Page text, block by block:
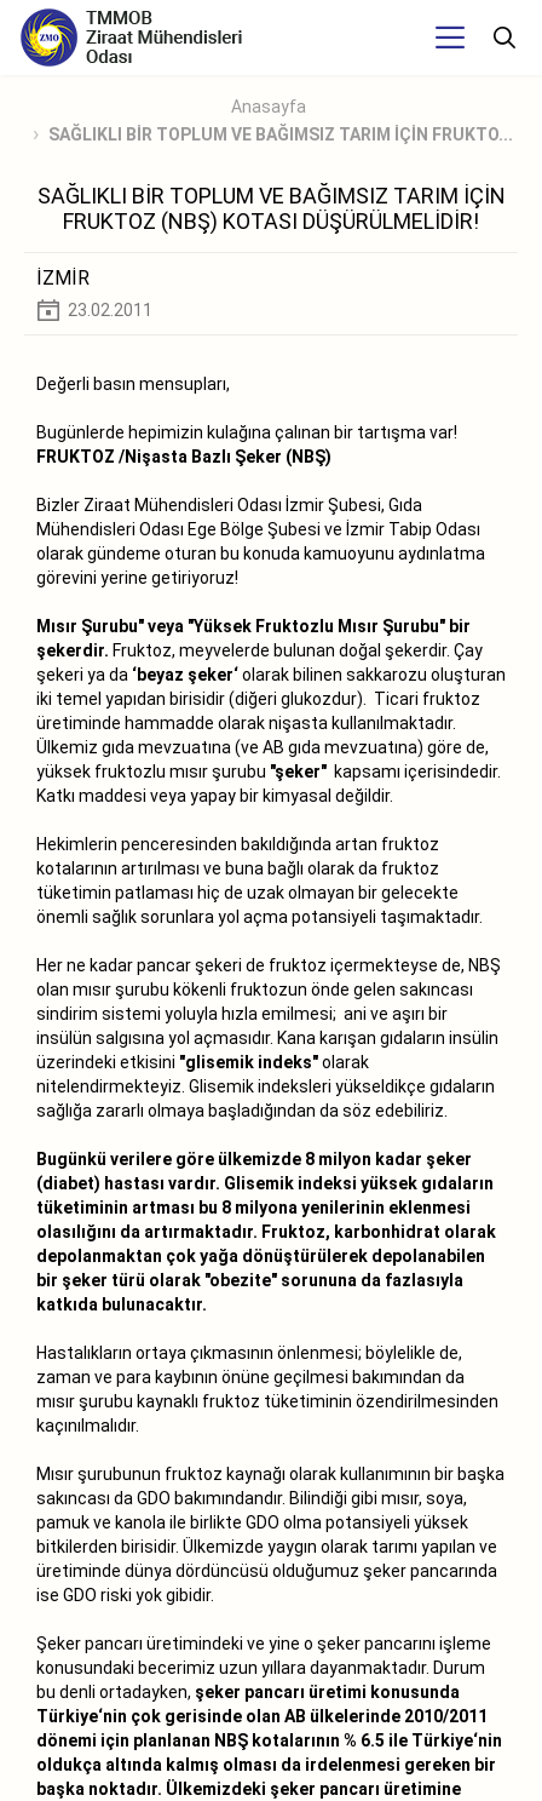
Anasayfa
SAĞLIKLI BİR TOPLUM VE BAĞIMSIZ TARIM İÇİN FRUKTO...
SAĞLIKLI BİR TOPLUM VE BAĞIMSIZ TARIM İÇİN
FRUKTOZ (NBŞ) KOTASI DÜŞÜRÜLMELİDİR!
İZMİR
23.02.2011
Değerli basın mensupları,
Bugünlerde hepimizin kulağına çalınan bir tartışma var!
FRUKTOZ /Nişasta Bazlı Şeker (NBŞ)
Bizler Ziraat Mühendisleri Odası İzmir Şubesi, Gıda
Mühendisleri Odası Ege Bölge Şubesi ve İzmir Tabip Odası
olarak gündeme oturan bu konuda kamuoyunu aydınlatma
görevini yerine getiriyoruz!
Mısır Şurubu" veya "Yüksek Fruktozlu Mısır Şurubu" bir
şekerdir. Fruktoz, meyvelerde bulunan doğal şekerdir. Çay
şekeri ya da ‘beyaz şeker‘olarak bilinen sakkarozu oluşturan
iki temel yapıdan birisidir (diğeri glukozdur). Ticari fruktoz
üretiminde hammadde olarak nişasta kullanılmaktadır.
Ülkemiz gıda mevzuatına (ve AB gıda mevzuatına) göre de,
yüksek fruktozlu mısır şurubu "şeker" kapsamı içerisindedir.
Katkı maddesi veya yapay bir kimyasal değildir.
Hekimlerin penceresinden bakıldığında artan fruktoz
kotalarının artırılması ve buna bağlı olarak da fruktoz
tüketimin patlaması hiç de uzak olmayan bir gelecekte
önemli sağlık sorunlara yol açma potansiyeli taşımaktadır.
Her ne kadar pancar şekeri de fruktoz içermekteyse de, NBŞ
olan mısır şurubu kökenli fruktozun önde gelen sakıncası
sindirim sistemi yoluyla hızla emilmesi; ani ve aşırı bir
insülün salgısına yol açmasıdır. Kana karışan gıdaların insülin
üzerindeki etkisini "glisemik indeks"olarak
nitelendirmekteyiz. Glisemik indeksleri yükseldikçe gıdaların
sağlığa zararlı olmaya başladığından da söz edebiliriz.
Bugünkü verilere göre ülkemizde 8 milyon kadar şeker
(diabet) hastası vardır. Glisemik indeksi yüksek gıdaların
tüketiminin artması bu 8 milyona yenilerinin eklenmesi
olasılığını da artırmaktadır. Fruktoz, karbonhidrat olarak
depolanmaktan çok yağa dönüştürülerek depolanabilen
bir şeker türü olarak "obezite" sorununa da fazlasıyla
katkıda bulunacaktır.
Hastalıkların ortaya çıkmasının önlenmesi; böylelikle de,
zaman ve para kaybının önüne geçilmesi bakımından da
mısır şurubu kaynaklı fruktoz tüketiminin özendirilmesinden
kaçınılmalıdır.
Mısır şurubunun fruktoz kaynağı olarak kullanımının bir başka
sakıncası da GDO bakımındandır. Bilindiği gibi mısır, soya,
pamuk ve kanola ile birlikte GDO olma potansiyeli yüksek
bitkilerden birisidir. Ülkemizde yaygın olarak tarımı yapılan ve
üretiminde dünya dördüncüsü olduğumuz şeker pancarında
ise GDO riski yok gibidir.
Şeker pancarı üretimindeki ve yine o şeker pancarını işleme
konusundaki becerimiz uzun yıllara dayanmaktadır. Durum
bu denli ortadayken, şeker pancarı üretimi konusunda
Türkiye‘nin çok gerisinde olan AB ülkelerinde 2010/2011
dönemi için planlanan NBŞ kotalarının % 6.5 ile Türkiye‘nin
oldukça altında kalmış olması da irdelenmesi gereken bir
başka noktadır. Ülkemizdeki şeker pancarı üretimine